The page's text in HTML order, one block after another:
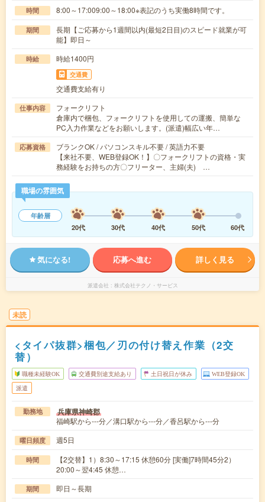
時間 8:00～17:009:00～18:00※表記のうち実働8時間です。
期間
長期【ご応募から1週間以内(最短2日目)のスピード就業が可
能】即日～
時給 時給1400円
交通費
交通費支給有り
仕事内容
フォークリフト
倉庫内で梱包、フォークリフトを使用しての運搬、簡単な
PC入力作業などをお願いします。(派遣)幅広い年…
応募資格
ブランクOK / パソコンスキル不要 / 英語力不要
【来社不要、WEB登録OK！】〇フォークリフトの資格・実
務経験をお持ちの方〇フリーター、主婦(夫) …
職場の雰囲気
年齢層
20代
30代 40代 50代 60代
気になる! 応募へ進む 詳しく見る
派遣会社 株式会社テクノ・サービス
未読
<タイパ抜群>梱包／刃の付け替え作業（2交
替）
職種未経験OK 交通費別途支給あり 土日祝日が休み WEB登録OK
派遣
勤務地 兵庫県神崎郡
福崎駅から---分／溝口駅から---分／香呂駅から---分
曜日頻度 週5日
時間
【2交替】1）8:30～17:15 休憩60分 [実働]7時間45分2）
20:00～翌4:45 休憩…
期間 即日～長期